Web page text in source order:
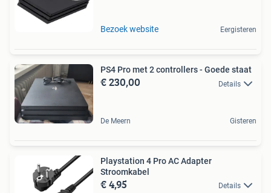
Bezoek website Eergisteren
PS4 Pro met 2 controllers - Goede staat
€ 230,00 Details
De Meern Gisteren
Playstation 4 Pro AC Adapter
Stroomkabel
€ 4,95 Details